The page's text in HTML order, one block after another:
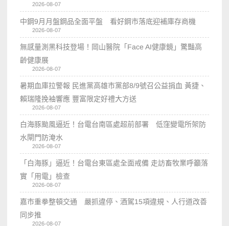
2026-08-07
中鋼9月月盤鋼品全面平盤 看好鋼市落底迎補庫存商機
2026-08-07
無感量測黑科技登場！岡山醫院「Face AI健康鏡」驚豔高
齡健康展
2026-08-07
暑期血庫拉警報 民進黨高雄市黨部8/9號召公益捐血 黃捷、
賴瑞隆挽袖響應 豐富限定好禮大方送
2026-08-07
白海豚颱風逼近！台電台南區處超前部署 低窪變電所架防
水閘門防淹水
2026-08-07
「白海豚」逼近！台電台東區處全面戒備 走訪畜牧業呼籲落
實「用電」檢查
2026-08-07
嘉市重拳整頓交通 嚴抓違停、酒駕15項違規、人行道改善
同步推
2026-08-07